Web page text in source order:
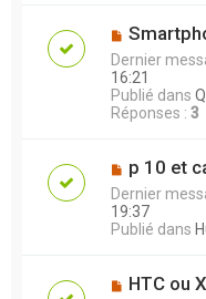
Dernier
16:21
Publié dans
Réponses : 3
p 10 et
Dernier
19:37
Publié dans
HTC ou